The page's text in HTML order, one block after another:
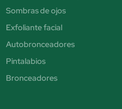
Sombras de ojos
Exfoliante facial
Autobronceadores
Pintalabios
Bronceadores